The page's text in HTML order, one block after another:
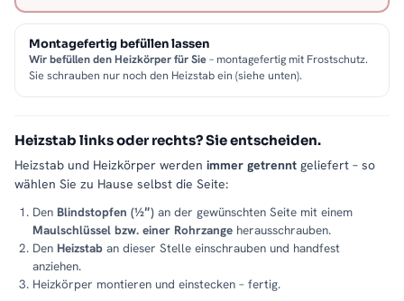
Montagefertig befüllen lassen
Wir befüllen den Heizkörper für Sie– montagefertig mit Frostschutz.
Sie schrauben nur noch den Heizstab ein (siehe unten).
Heizstab links oder rechts? Sie entscheiden.
Heizstab und Heizkörper werden immer getrennt geliefert – so
wählen Sie zu Hause selbst die Seite:
Den Blindstopfen (½″) an der gewünschten Seite mit einem
Maulschlüssel bzw. einer Rohrzange herausschrauben.
Den Heizstab an dieser Stelle einschrauben und handfest
anziehen.
Heizkörper montieren und einstecken – fertig.